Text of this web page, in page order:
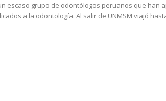
escaso grupo de odontólogos peruanos que han
a la odontología. Al salir de UNMSM viajó